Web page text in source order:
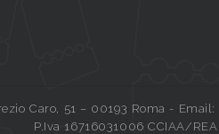
Caro, 51 – 00193 Roma -
P.Iva 16716031006 CCIAA/REA